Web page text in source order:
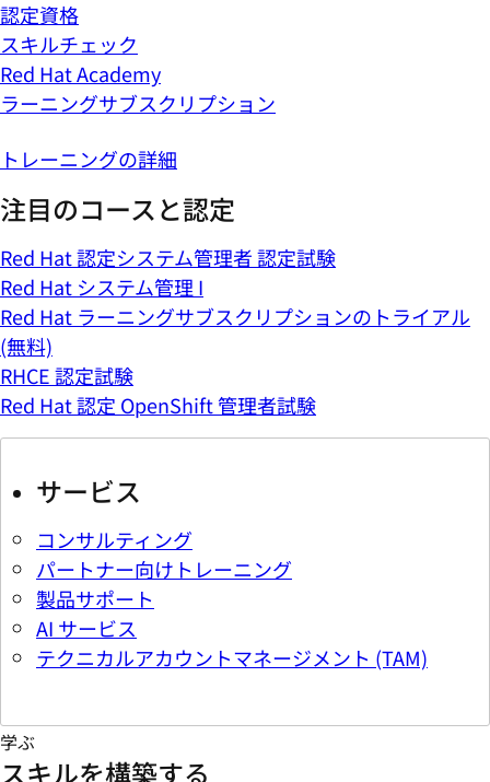
認定資格
スキルチェック
Red Hat Academy
ラーニングサブスクリプション
トレーニングの詳細
注目のコースと認定
Red Hat 認定システム管理者 認定試験
Red Hat システム管理 I
Red Hat ラーニングサブスクリプションのトライアル
(無料)
RHCE 認定試験
Red Hat 認定 OpenShift 管理者試験
サービス
コンサルティング
パートナー向けトレーニング
製品サポート
AI サービス
テクニカルアカウントマネージメント (TAM)
学ぶ
スキルを構築する